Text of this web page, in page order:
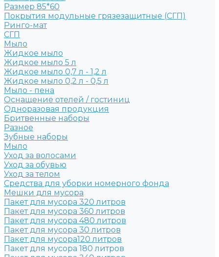
Размер 85*60
Покрытия модульные грязезащитные (СГП)
Ринго-мат
СГП
Мыло
Жидкое мыло
Жидкое мыло 5 л
Жидкое мыло 0,7 л - 1,2 л
Жидкое мыло 0,2 л - 0,5 л
Мыло - пена
Оснащение отелей / гостиниц
Одноразовая продукция
Бритвенные наборы
Разное
Зубные наборы
Мыло
Уход за волосами
Уход за обувью
Уход за телом
Средства для уборки номерного фонда
Мешки для мусора
Пакет для мусора 320 литров
Пакет для мусора 360 литров
Пакет для мусора 480 литров
Пакет для мусора 30 литров
Пакет для мусора120 литров
Пакет для мусора 180 литров